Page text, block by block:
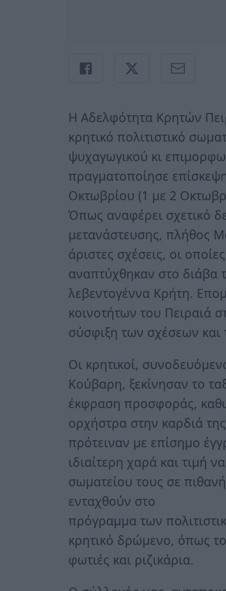
H Αδελφότητα Κρητών
κρητικό πολιτιστικό
ψυχαγωγικού κι
πραγματοποίησε
Οκτωβρίου (1 με 2
Όπως αναφέρει σχετικό
μετανάστευσης, πλήθος
άριστες σχέσεις, οι
αναπτύχθηκαν στο
λεβεντογέννα Κρήτη.
κοινοτήτων του Πειραιά
σύσφιξη των σχέσεων και
Οι κρητικοί,
Κούβαρη, ξεκίνησαν το
έκφραση προσφοράς,
ορχήστρα στην καρδιά
πρότειναν με επίσημο
ιδιαίτερη χαρά και τιμή
σωματείου τους σε
ενταχθούν στο
πρόγραμμα των
κρητικό δρώμενο, όπως
φωτιές και ριζικάρια.